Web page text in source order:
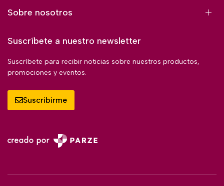
Sobre nosotros
Suscríbete a nuestro newsletter
Suscríbete para recibir noticias sobre nuestros productos,
promociones y eventos.
Suscribirme